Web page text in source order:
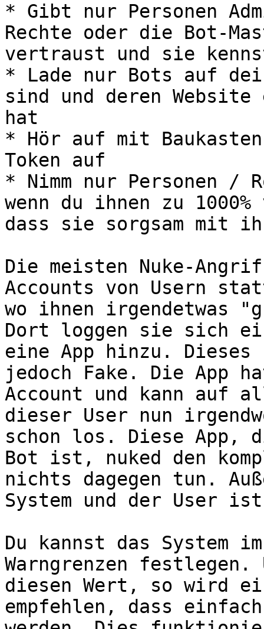
* Gibt nur Personen
Rechte oder die Bot-
vertraust und sie
* Lade nur Bots auf
sind und deren
hat
* Hör auf mit
Token auf
* Nimm nur Personen /
wenn du ihnen zu
dass sie sorgsam mit
Die meisten Nuke-
Accounts von Usern
wo ihnen irgendetwas
Dort loggen sie sich
eine App hinzu.
jedoch Fake. Die App
Account und kann auf
dieser User nun
schon los. Diese App,
Bot ist, nuked den
nichts dagegen tun.
System und der User ist
Du kannst das System
Warngrenzen
diesen Wert, so wird
empfehlen, dass